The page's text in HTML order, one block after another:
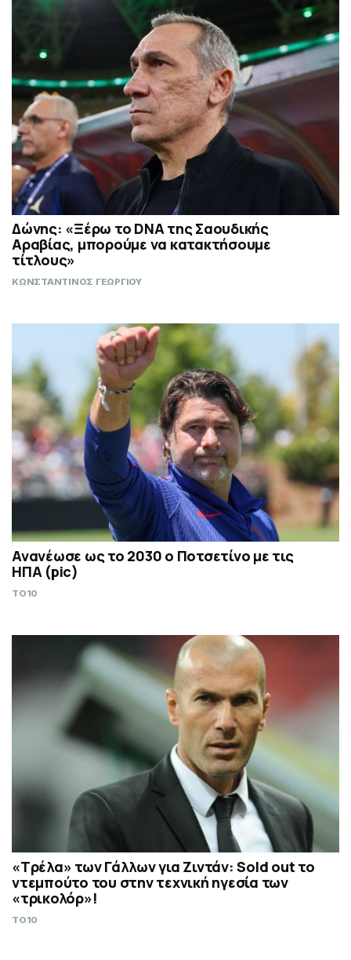
Δώνης: «Ξέρω το DNA της Σαουδικής
Αραβίας, μπορούμε να κατακτήσουμε
τίτλους»
ΚΩΝΣΤΑΝΤΙΝΟΣ ΓΕΩΡΓΙΟΥ
Ανανέωσε ως το 2030 ο Ποτσετίνο με τις
ΗΠΑ (pic)
TO10
«Τρέλα» των Γάλλων για Ζιντάν: Sold out το
ντεμπούτο του στην τεχνική ηγεσία των
«τρικολόρ»!
TO10